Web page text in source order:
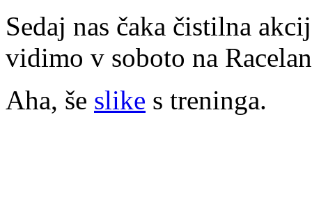
Sedaj nas čaka čistilna
vidimo v soboto na
Aha, še slike s treninga.